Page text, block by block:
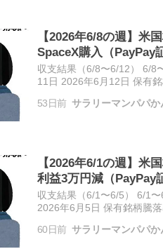
【2026年6/8の週】米
SpaceX購入（PayPay
収支結果（6/8〜6/12） 6/8
11日 2026年6月12日 保有
53日前 サラリーマンパパか
【2026年6/1の週】米
利益3万円減（PayPay
収支結果（6/1〜6/5） 6/1
2026年6月5日 保有銘柄騰
60日前 サラリーマンパパか